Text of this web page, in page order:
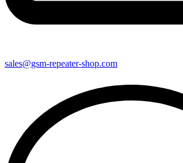
sales@gsm-repeater-shop.com